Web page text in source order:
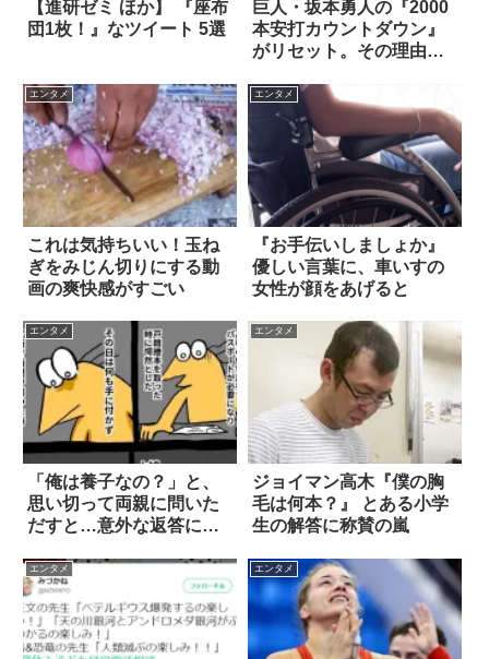
【進研ゼミ ほか】 『座布
団1枚！』なツイート 5選
巨人・坂本勇人の『2000
本安打カウントダウン』
がリセット。その理由
エンタメ
これは気持ちいい！玉ね
ぎをみじん切りにする動
画の爽快感がすごい
エンタメ
『お手伝いしましょか』
優しい言葉に、車いすの
女性が顔をあげると
エンタメ
「俺は養子なの？」と、
思い切って両親に問いた
だすと…意外な返答に涙
エンタメ
ジョイマン高木『僕の胸
毛は何本？』 とある小学
生の解答に称賛の嵐
エンタメ エンタメ